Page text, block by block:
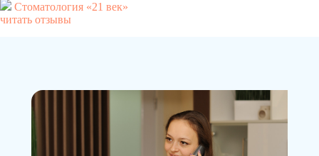
Стоматология «21 век»
читать отзывы